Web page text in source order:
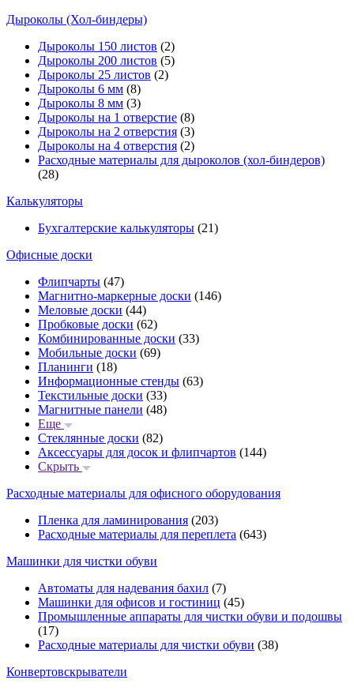
Дыроколы (Хол-биндеры)
Дыроколы 150 листов (2)
Дыроколы 200 листов (5)
Дыроколы 25 листов (2)
Дыроколы 6 мм (8)
Дыроколы 8 мм (3)
Дыроколы на 1 отверстие (8)
Дыроколы на 2 отверстия (3)
Дыроколы на 4 отверстия (2)
Расходные материалы для дыроколов (хол-биндеров)
(28)
Калькуляторы
Бухгалтерские калькуляторы (21)
Офисные доски
Флипчарты (47)
Магнитно-маркерные доски (146)
Меловые доски (44)
Пробковые доски (62)
Комбинированные доски (33)
Мобильные доски (69)
Планинги (18)
Информационные стенды (63)
Текстильные доски (33)
Магнитные панели (48)
Еще
Стеклянные доски (82)
Аксессуары для досок и флипчартов (144)
Скрыть
Расходные материалы для офисного оборудования
Пленка для ламинирования (203)
Расходные материалы для переплета (643)
Машинки для чистки обуви
Автоматы для надевания бахил (7)
Машинки для офисов и гостиниц (45)
Промышленные аппараты для чистки обуви и подошвы
(17)
Расходные материалы для чистки обуви (38)
Конвертовскрыватели